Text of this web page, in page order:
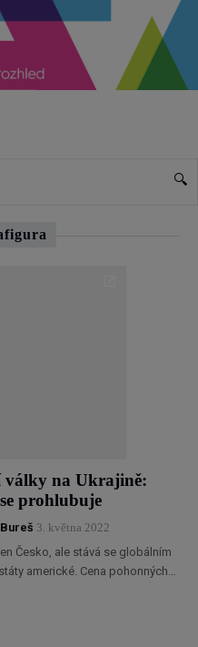
války na Ukrajině:
prohlubuje
3. května 2022
Česko, ale stává se globálním
americké. Cena pohonných…